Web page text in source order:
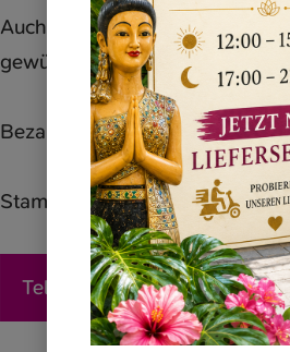
Auch weiterhin bequem
gewünschten Uhrzeit abholen.
Bezahlung bequem vor Ort –
Stammkunden werden belohnt.
Telefonisch bestellen 0203